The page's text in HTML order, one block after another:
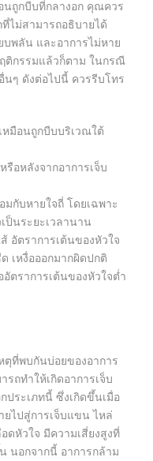
นถูกบีบที่กลางอก คุณควร
ไม่สามารถอธิบายได้
บพลัน และอาการไม่หาย
ติกรรมแล้วก็ตาม ในกรณี
นๆ ดังต่อไปนี้ ควรรีบโทร
หมือนถูกบีบบริเวณใต้
อหลังจากอาการเจ็บ
มกับหายใจถี่ โดยเฉพาะ
ป็นระยะเวลานาน
อัตราการเต้นของหัวใจ
เหงื่อออกมากผิดปกติ
ตราการเต้นของหัวใจต่ำ
ตุที่พบกันบ่อยของอาการ
รถทำให้เกิดอาการเจ็บ
ประเภทนี้ ซึ่งเกิดขึ้นเมื่อ
ยไปสู่การเจ็บแขน ไหล่
ดหัวใจ มีความเสี่ยงสูงที่
นอกจากนี้ อาการกล้าม